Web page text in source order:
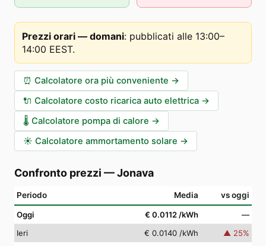
Prezzi orari — domani: pubblicati alle 13:00–
14:00 EEST.
⏰ Calcolatore ora più conveniente →
🔌 Calcolatore costo ricarica auto elettrica →
🌡️ Calcolatore pompa di calore →
☀️ Calcolatore ammortamento solare →
Confronto prezzi —Jonava
Periodo Media vs oggi
Oggi € 0.0112 /kWh
—
Ieri
€ 0.0140 /kWh ▲ 25%